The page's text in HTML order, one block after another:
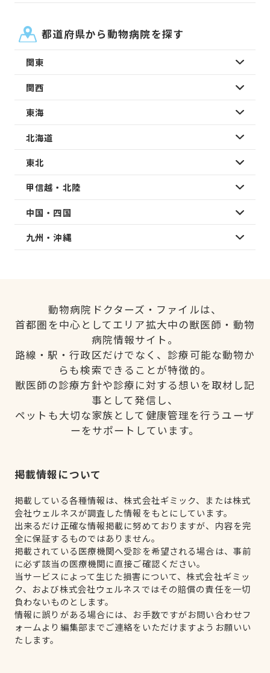
都道府県から動物病院を探す
関東
関西
東海
北海道
東北
甲信越・北陸
中国・四国
九州・沖縄
動物病院ドクターズ・ファイルは、
首都圏を中心としてエリア拡大中の獣医師・動物
病院情報サイト。
路線・駅・行政区だけでなく、診療可能な動物か
らも検索できることが特徴的。
獣医師の診療方針や診療に対する想いを取材し記
事として発信し、
ペットも大切な家族として健康管理を行うユーザ
ーをサポートしています。
掲載情報について
掲載している各種情報は、株式会社ギミック、または株式
会社ウェルネスが調査した情報をもとにしています。
出来るだけ正確な情報掲載に努めておりますが、内容を完
全に保証するものではありません。
掲載されている医療機関へ受診を希望される場合は、事前
に必ず該当の医療機関に直接ご確認ください。
当サービスによって生じた損害について、株式会社ギミッ
ク、および株式会社ウェルネスではその賠償の責任を一切
負わないものとします。
情報に誤りがある場合には、お手数ですがお問い合わせフ
ォームより編集部までご連絡をいただけますようお願いい
たします。